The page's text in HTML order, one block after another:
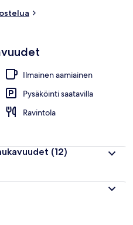
Ilmainen aamiainen
Pysäköinti saatavilla
Ravintola
(12)